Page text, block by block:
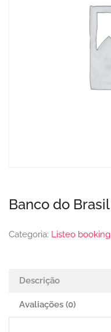
Banco do Brasil
Categoria: Listeo booking
Descrição
Avaliações (0)